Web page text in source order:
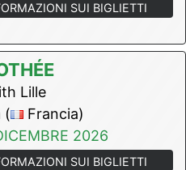
SUI BIGLIETTI
Lille
(
Francia)
2026
SUI BIGLIETTI